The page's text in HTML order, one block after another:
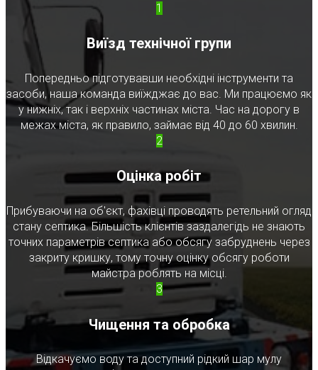
1
Виїзд технічної групи
Попередньо підготувавши необхідні інструменти та
засоби, наша команда виїжджає до вас. Ми працюємо як
у нижніх, так і верхніх частинах міста. Час на дорогу в
межах міста, як правило, займає від 40 до 60 хвилин.
2
Оцінка робіт
Прибуваючи на об'єкт, фахівці проводять ретельний огляд
стану септика. Більшість клієнтів заздалегідь не знають
точних параметрів септика або обсягу забруднень через
закриту кришку, тому точну оцінку обсягу роботи
майстра роблять на місці.
3
Чищення та обробка
Відкачуємо воду та доступний рідкий шар мулу